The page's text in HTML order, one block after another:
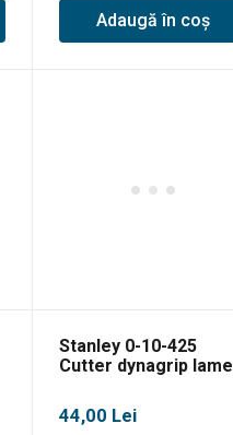
Adaugă în coș
Stanley 0-10-425
Cutter dynagrip lame
44,00 Lei